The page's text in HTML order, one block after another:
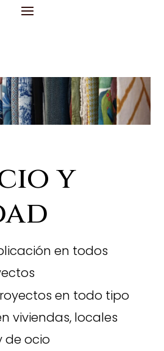
y
en todos
en todo tipo
viviendas, locales
de ocio